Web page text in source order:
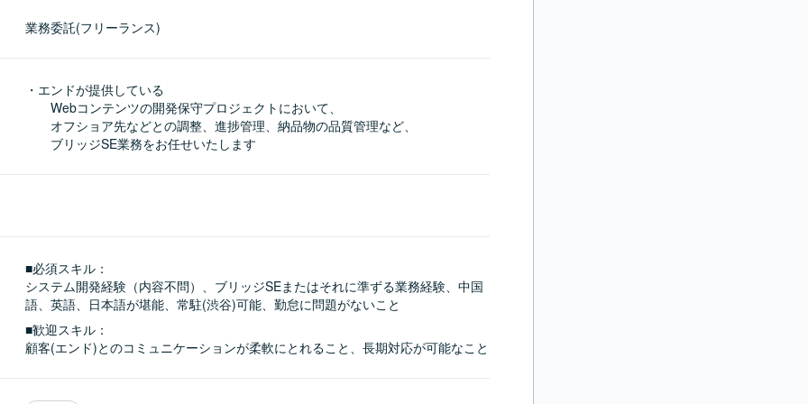
業務委託(フリーランス)
・エンドが提供している
Webコンテンツの開発保守プロジェクトにおいて、
オフショア先などとの調整、進捗管理、納品物の品質管理など、
ブリッジSE業務をお任せいたします
■必須スキル：
システム開発経験（内容不問）、ブリッジSEまたはそれに準ずる業務経験、中国
語、英語、日本語が堪能、常駐(渋谷)可能、勤怠に問題がないこと
■歓迎スキル：
顧客(エンド)とのコミュニケーションが柔軟にとれること、長期対応が可能なこと